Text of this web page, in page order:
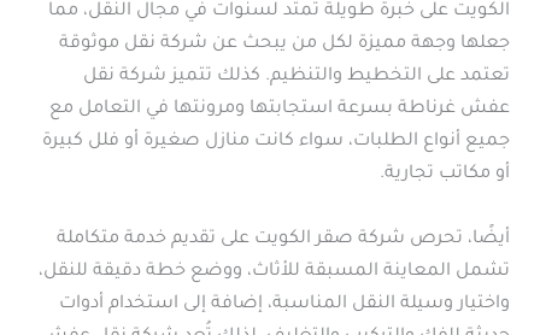
الكويت على خبرة طويلة تمتد لسنوات في مجال النقل، مما
جعلها وجهة مميزة لكل من يبحث عن شركة نقل موثوقة
تعتمد على التخطيط والتنظيم. كذلك تتميز شركة نقل
عفش غرناطة بسرعة استجابتها ومرونتها في التعامل مع
جميع أنواع الطلبات، سواء كانت منازل صغيرة أو فلل كبيرة
أو مكاتب تجارية.
أيضًا، تحرص شركة صقر الكويت على تقديم خدمة متكاملة
تشمل المعاينة المسبقة للأثاث، ووضع خطة دقيقة للنقل،
واختيار وسيلة النقل المناسبة، إضافة إلى استخدام أدوات